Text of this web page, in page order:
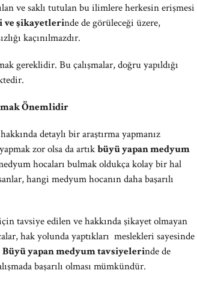
ve saklı tutulan bu ilimlere herkesin erişmesi
ve şikayetlerinde de görüleceği üzere,
kaçınılmazdır.
gereklidir. Bu çalışmalar, doğru yapıldığı
Önemlidir
detaylı bir araştırma yapmanız
zor olsa da artıkbüyü yapan medyum
hocaları bulmak oldukça kolay bir hal
hangi medyum hocanın daha başarılı
tavsiye edilen ve hakkında şikayet olmayan
hak yolunda yaptıkları meslekleri sayesinde
Büyü yapan medyum tavsiyelerinde de
başarılı olması mümkündür.